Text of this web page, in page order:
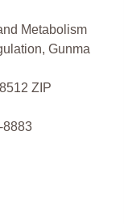
Metabolism
Gunma
ZIP
8883